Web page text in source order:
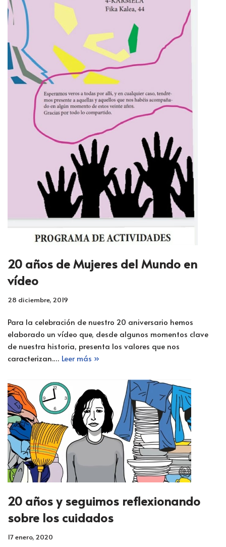
20 años de Mujeres del Mundo en
vídeo
28 diciembre, 2019
Para la celebración de nuestro 20 aniversario hemos
elaborado un vídeo que, desde algunos momentos clave
de nuestra historia, presenta los valores que nos
caracterizan.… Leer más »
20 años y seguimos reflexionando
sobre los cuidados
17 enero, 2020